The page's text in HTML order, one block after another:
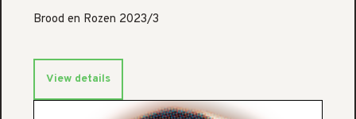
Brood en Rozen 2023/3
View details